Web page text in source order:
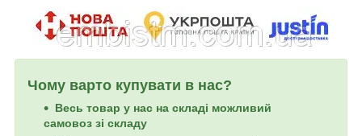
Чому варто купувати в нас?
Весь товар у нас на складі можливий
самовоз зі складу